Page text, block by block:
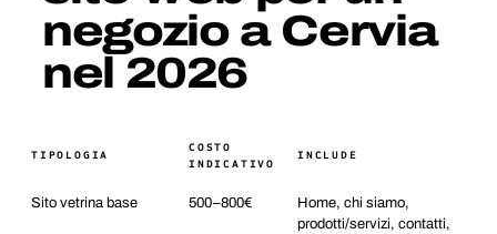
negozio a Cervia
nel 2026
TIPOLOGIA
COSTO
INDICATIVO
INCLUDE
Sito vetrina base 500–800€
Home, chi siamo,
prodotti/servizi, contatti,